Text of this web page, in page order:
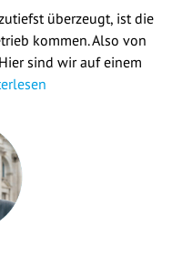
überzeugt, ist die
kommen. Also von
sind wir auf einem